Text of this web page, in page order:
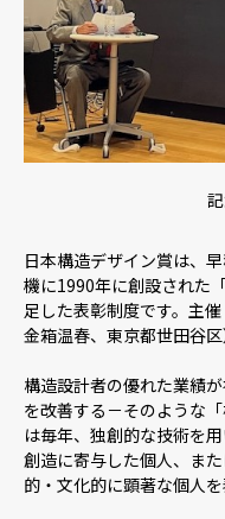
日本構造デザイン賞は、
機に1990年に創設された
足した表彰制度です。主
金箱温春、東京都世田谷区
構造設計者の優れた業績
を改善する－そのような
は毎年、独創的な技術を
創造に寄与した個人、ま
的・文化的に顕著な個人を